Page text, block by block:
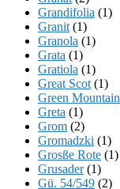
Grandifolia (1)
Granit (1)
Granola (1)
Grata (1)
Gratiola (1)
Great Scot (1)
Green Mountain
Greta (1)
Grom (2)
Gromadzki (1)
Grosße Rote (1)
Grusader(1)
Gü. 54/549 (2)